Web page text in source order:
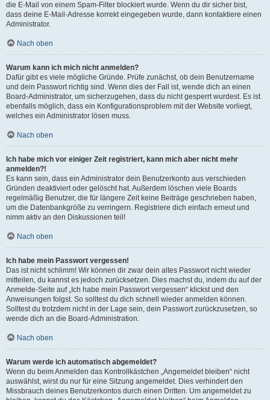
die E-Mail von einem Spam-Filter blockiert wurde. Wenn du dir sicher bist,
dass deine E-Mail-Adresse korrekt eingegeben wurde, dann kontaktiere einen
Administrator.
Nach oben
Warum kann ich mich nicht anmelden?
Dafür gibt es viele mögliche Gründe. Prüfe zunächst, ob dein Benutzername
und dein Passwort richtig sind. Wenn dies der Fall ist, wende dich an einen
Board-Administrator, um sicherzugehen, dass du nicht gesperrt wurdest. Es ist
ebenfalls möglich, dass ein Konfigurationsproblem mit der Website vorliegt,
welches ein Administrator lösen muss.
Nach oben
Ich habe mich vor einiger Zeit registriert, kann mich aber nicht mehr
anmelden?!
Es kann sein, dass ein Administrator dein Benutzerkonto aus verschieden
Gründen deaktiviert oder gelöscht hat. Außerdem löschen viele Boards
regelmäßig Benutzer, die für längere Zeit keine Beiträge geschrieben haben,
um die Datenbankgröße zu verringern. Registriere dich einfach erneut und
nimm aktiv an den Diskussionen teil!
Nach oben
Ich habe mein Passwort vergessen!
Das ist nicht schlimm! Wir können dir zwar dein altes Passwort nicht wieder
mitteilen, du kannst es jedoch zurücksetzen. Dies machst du, indem du auf der
Anmelde-Seite auf „Ich habe mein Passwort vergessen“ klickst und den
Anweisungen folgst. So solltest du dich schnell wieder anmelden können.
Solltest du trotzdem nicht in der Lage sein, dein Passwort zurückzusetzen, so
wende dich an die Board-Administration.
Nach oben
Warum werde ich automatisch abgemeldet?
Wenn du beim Anmelden das Kontrollkästchen „Angemeldet bleiben“ nicht
auswählst, wirst du nur für eine Sitzung angemeldet. Dies verhindert den
Missbrauch deines Benutzerkontos durch einen Dritten. Um angemeldet zu